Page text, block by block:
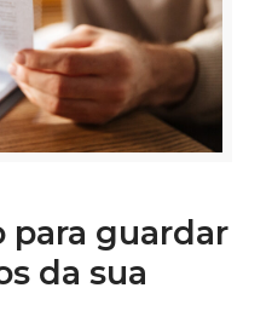
para guardar
da sua